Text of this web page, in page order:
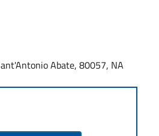
Abate, 80057, NA